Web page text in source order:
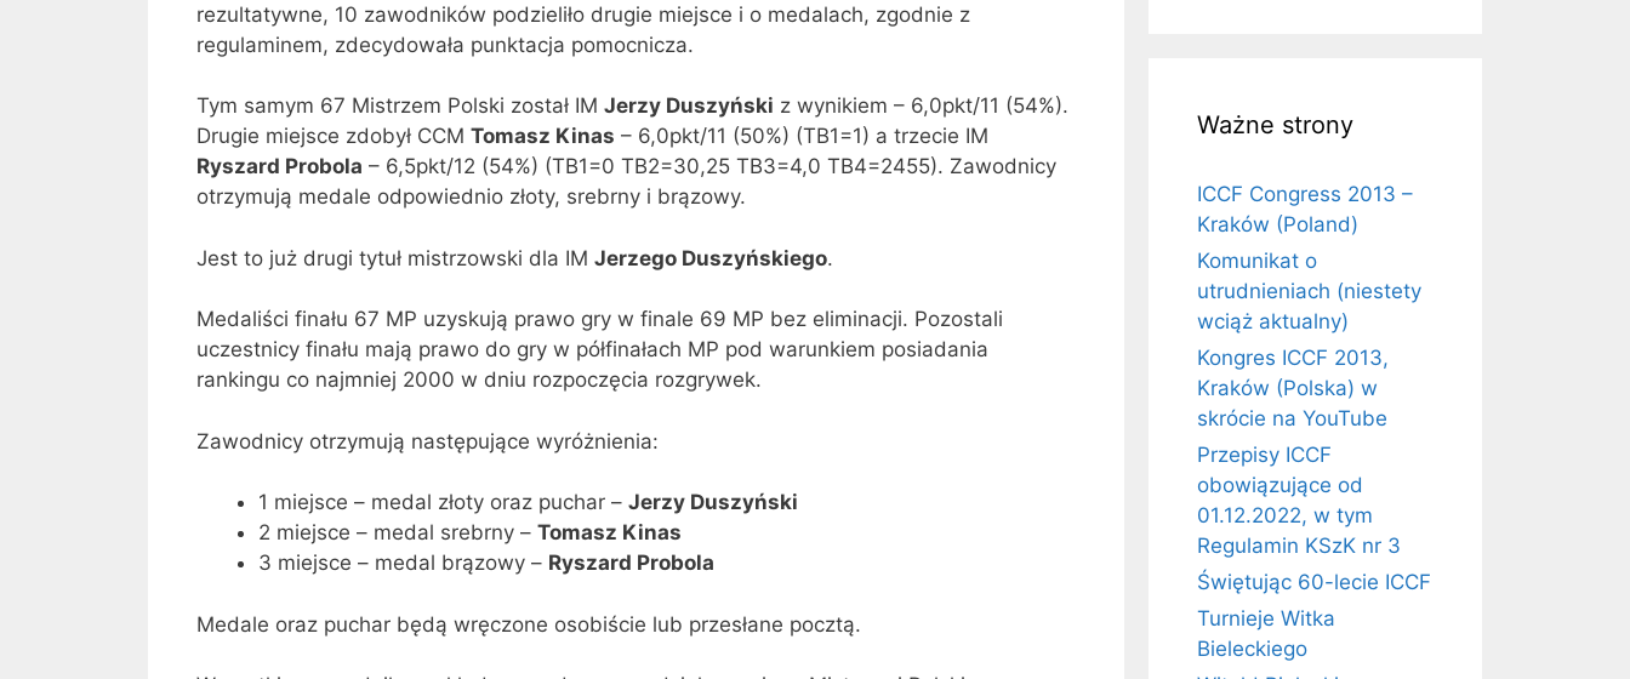
rezultatywne, 10 zawodników podzieliło drugie miejsce i o medalach, zgodnie z
regulaminem, zdecydowała punktacja pomocnicza.
Tym samym 67 Mistrzem Polski został IM Jerzy Duszyński z wynikiem – 6,0pkt/11 (54%).
Drugie miejsce zdobył CCM Tomasz Kinas – 6,0pkt/11 (50%) (TB1=1) a trzecie IM
Ryszard Probola – 6,5pkt/12 (54%) (TB1=0 TB2=30,25 TB3=4,0 TB4=2455). Zawodnicy
otrzymują medale odpowiednio złoty, srebrny i brązowy.
Jest to już drugi tytuł mistrzowski dla IM Jerzego Duszyńskiego.
Medaliści finału 67 MP uzyskują prawo gry w finale 69 MP bez eliminacji. Pozostali
uczestnicy finału mają prawo do gry w półfinałach MP pod warunkiem posiadania
rankingu co najmniej 2000 w dniu rozpoczęcia rozgrywek.
Zawodnicy otrzymują następujące wyróżnienia:
1 miejsce – medal złoty oraz puchar – Jerzy Duszyński
2 miejsce – medal srebrny – Tomasz Kinas
3 miejsce – medal brązowy – Ryszard Probola
Medale oraz puchar będą wręczone osobiście lub przesłane pocztą.
Ważne strony
ICCF Congress 2013 –
Kraków (Poland)
Komunikat o
utrudnieniach (niestety
wciąż aktualny)
Kongres ICCF 2013,
Kraków (Polska) w
skrócie na YouTube
Przepisy ICCF
obowiązujące od
01.12.2022, w tym
Regulamin KSzK nr 3
Świętując 60-lecie ICCF
Turnieje Witka
Bieleckiego